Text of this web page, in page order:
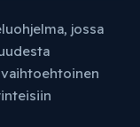
jossa